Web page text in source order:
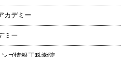
カデミー
ミー